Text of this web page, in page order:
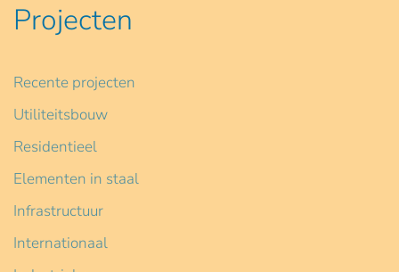
Projecten
Recente projecten
Utiliteitsbouw
Residentieel
Elementen in staal
Infrastructuur
Internationaal